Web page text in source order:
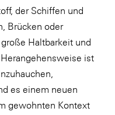
der Schiffen und
Brücken oder
Haltbarkeit und
ist
es einem neuen
gewohnten Kontext